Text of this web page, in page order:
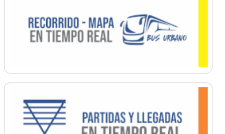
Ordenamiento
Promoción Social
Salud
Secretaría General